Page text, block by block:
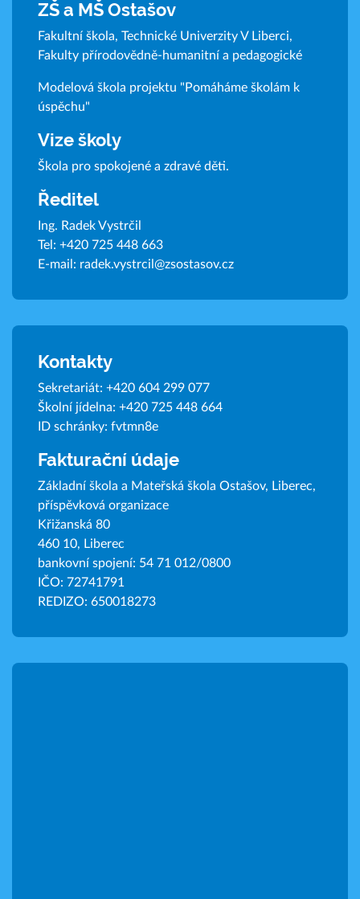
ZŠ a MŠ Ostašov
Fakultní škola, Technické Univerzity V Liberci,
Fakulty přírodovědně-humanitní a pedagogické
Modelová škola projektu "Pomáháme školám k
úspěchu"
Vize školy
Škola pro spokojené a zdravé děti.
Ředitel
Ing. Radek Vystrčil
Tel: +420 725 448 663
E-mail: radek.vystrcil@zsostasov.cz
Kontakty
Sekretariát: +420 604 299 077
Školní jídelna: +420 725 448 664
ID schránky: fvtmn8e
Fakturační údaje
Základní škola a Mateřská škola Ostašov, Liberec,
příspěvková organizace
Křižanská 80
460 10, Liberec
bankovní spojení: 54 71 012/0800
IČO: 72741791
REDIZO: 650018273